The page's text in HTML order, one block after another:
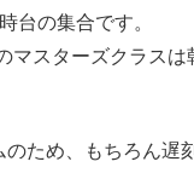
台の集合です。
マスターズクラスは
ため、もちろん遅